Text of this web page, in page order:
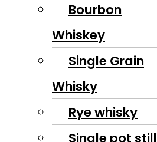
Bourbon
Whiskey
Single Grain
Whisky
Rye whisky
Single pot still